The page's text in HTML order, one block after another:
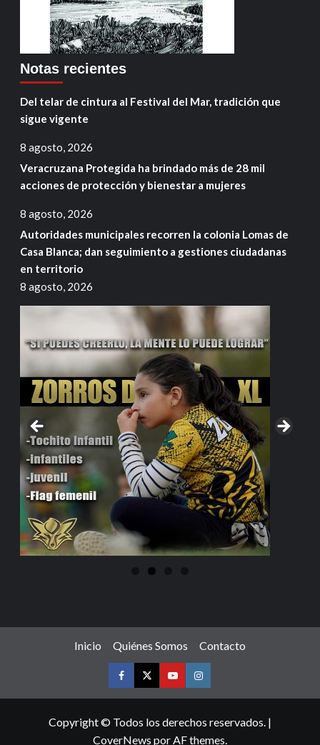
Notas recientes
Del telar de cintura al Festival del Mar, tradición que
sigue vigente
8 agosto, 2026
Veracruzana Protegida ha brindado más de 28 mil
acciones de protección y bienestar a mujeres
8 agosto, 2026
Autoridades municipales recorren la colonia Lomas de
Casa Blanca; dan seguimiento a gestiones ciudadanas
en territorio
8 agosto, 2026
Inicio Quiénes Somos Contacto
Copyright © Todos los derechos reservados. |
CoverNews por AF themes.